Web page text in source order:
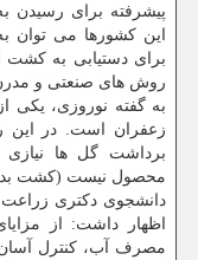
پیشرفته برای رسیدن
این کشورها می توان
برای دستیابی به کشت
روش های صنعتی و
به گفته نوروزی، یکی
زعفران است. در این
برداشت گل ها
محصول نیست (کشت
دانشجوی دکتری
اظهار داشت: از
مصرف آب، کنترل آسان